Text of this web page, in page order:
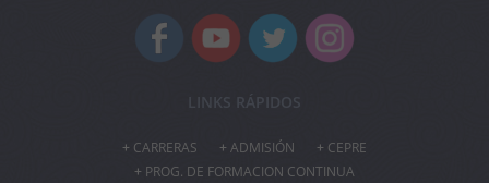
LINKS RÁPIDOS
CARRERAS ADMISIÓN
CEPRE
PROG. DE FORMACION CONTINUA